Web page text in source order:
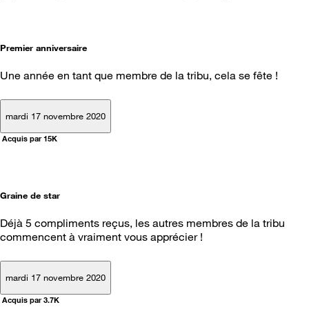
Premier anniversaire
Une année en tant que membre de la tribu, cela se fête !
mardi 17 novembre 2020
Acquis par 15K
Graine de star
Déjà 5 compliments reçus, les autres membres de la tribu
commencent à vraiment vous apprécier !
mardi 17 novembre 2020
Acquis par 3.7K